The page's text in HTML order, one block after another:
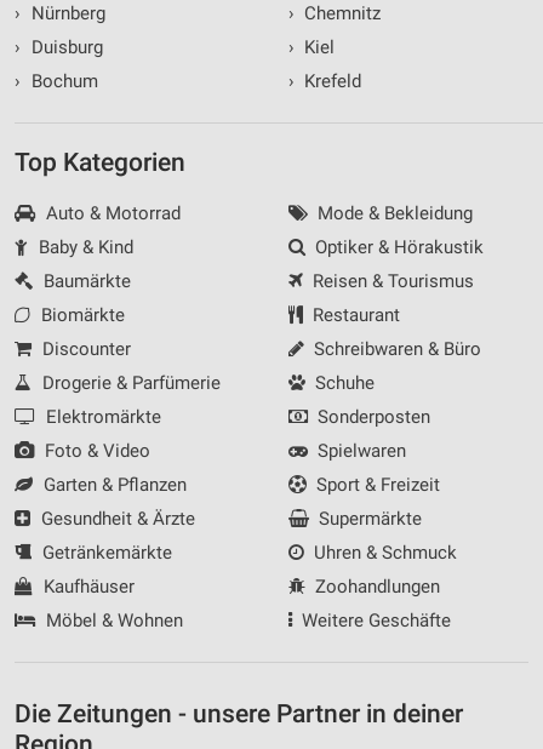
›
Nürnberg
›
Duisburg
›
Bochum
› Chemnitz
› Kiel
› Krefeld
Top Kategorien
Auto & Motorrad
Baby & Kind
Baumärkte
Biomärkte
Discounter
Drogerie & Parfümerie
Elektromärkte
Foto & Video
Garten & Pflanzen
Gesundheit & Ärzte
Getränkemärkte
Kaufhäuser
Möbel & Wohnen
Mode & Bekleidung
Optiker & Hörakustik
Reisen & Tourismus
Restaurant
Schreibwaren & Büro
Schuhe
Sonderposten
Spielwaren
Sport & Freizeit
Supermärkte
Uhren & Schmuck
Zoohandlungen
Weitere Geschäfte
Die Zeitungen - unsere Partner in deiner